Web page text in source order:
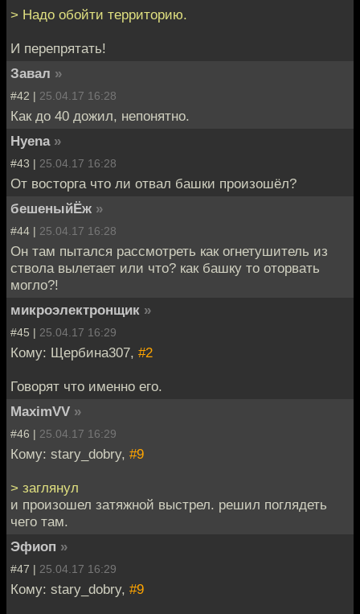
> Надо обойти территорию.
И перепрятать!
Завал »
#42 | 25.04.17 16:28
Как до 40 дожил, непонятно.
Hyena »
#43 | 25.04.17 16:28
От восторга что ли отвал башки произошёл?
бешеныйЁж »
#44 | 25.04.17 16:28
Он там пытался рассмотреть как огнетушитель из
ствола вылетает или что? как башку то оторвать
могло?!
микроэлектронщик »
#45 | 25.04.17 16:29
Кому: Щербина307, #2
Говорят что именно его.
MaximVV »
#46 | 25.04.17 16:29
Кому: stary_dobry, #9
> заглянул
и произошел затяжной выстрел. решил поглядеть
чего там.
Эфиоп »
#47 | 25.04.17 16:29
Кому: stary_dobry, #9